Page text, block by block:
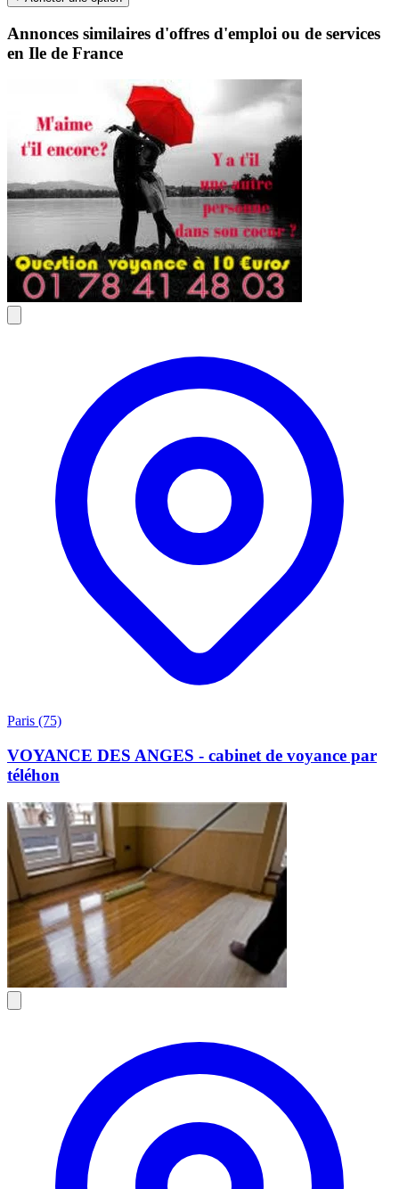
Annonces similaires d'offres d'emploi ou de services
en Ile de France
Paris (75)
VOYANCE DES ANGES - cabinet de voyance par
téléhon